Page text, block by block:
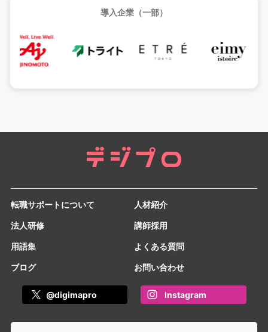
導入企業（一部）
転職サポートについて 人材紹介
法人研修 講師採用
用語集 よくある質問
ブログ お問い合わせ
@digimapro Instagram